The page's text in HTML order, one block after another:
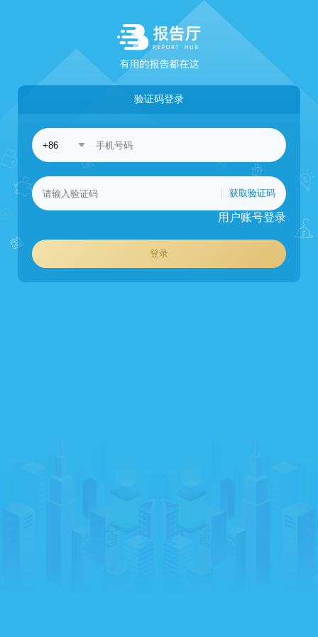
验证码登录
获取验证码
用户账号登录
登录